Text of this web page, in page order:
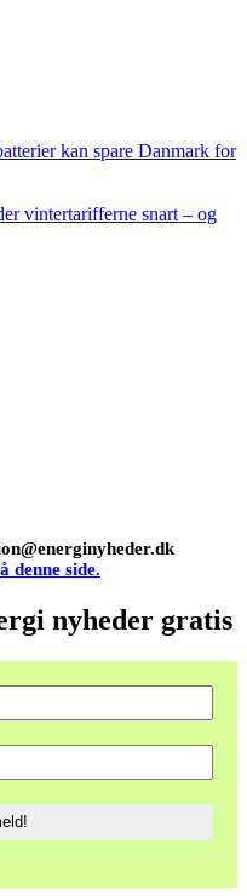
kan spare Danmark for
vintertarifferne snart – og
denne side.
nyheder gratis